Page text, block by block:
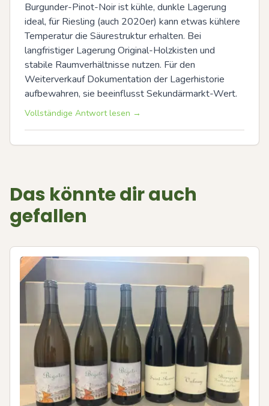
Burgunder-Pinot-Noir ist kühle, dunkle Lagerung
ideal, für Riesling (auch 2020er) kann etwas kühlere
Temperatur die Säurestruktur erhalten. Bei
langfristiger Lagerung Original-Holzkisten und
stabile Raumverhältnisse nutzen. Für den
Weiterverkauf Dokumentation der Lagerhistorie
aufbewahren, sie beeinflusst Sekundärmarkt-Wert.
Vollständige Antwort lesen →
Das könnte dir auch
gefallen